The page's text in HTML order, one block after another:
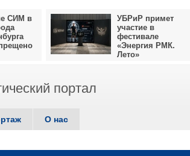
СИМ в
УБРиР примет
участие в
фестивале
«Энергия РМК.
Лето»
портал
О нас